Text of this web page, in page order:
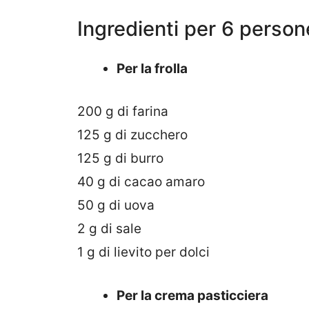
Ingredienti per 6
Per la frolla
200 g di farina
125 g di zucchero
125 g di burro
40 g di cacao amaro
50 g di uova
2 g di sale
1 g di lievito per dolci
Per la crema pasticciera